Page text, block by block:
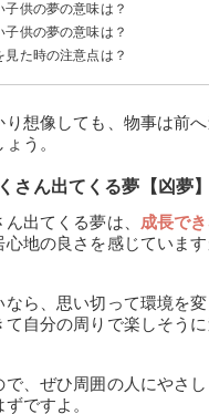
夢【吉夢】
あう・病気になる夢【凶夢】
かれる夢【吉夢】
にされる夢【逆夢】
れる夢【警告夢】
かけられる夢【凶夢】
わりつく夢【凶夢】
来る・いる夢【凶夢】
れる夢【警告夢】
ん出てくる夢【凶夢】
が出てくる夢【凶夢】
聞こえる夢【予知夢】
子供の夢の意味は？
夢【吉夢】
る夢【吉夢】
夢【警告夢】
する夢【吉夢】
する夢【吉夢】
寝する夢【吉夢】
する夢【吉夢】
こする夢【凶夢】
ぶする夢【凶夢】
る夢【予知夢】
する夢【吉夢】
する夢【警告夢】
子供の夢の意味は？
夢【凶夢】
夢【吉夢】
いる夢【吉夢】
む夢【警告夢】
た時の注意点は？
り想像しても、物事は前
う。
さん出てくる夢【凶夢】
出てくる夢は、 成長で
地の良さを感じていま
なら、思い切って環境を
自分の周りで楽しそう
、ぜひ周囲の人にやさ
ですよ。